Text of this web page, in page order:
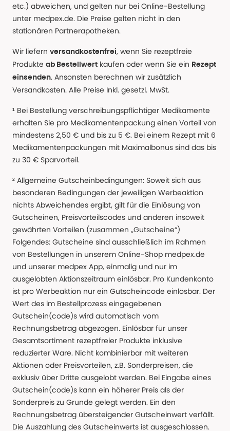
etc.) abweichen, und gelten nur bei Online-Bestellung
unter medpex.de. Die Preise gelten nicht in den
stationären Partnerapotheken.
Wir liefern versandkostenfrei, wenn Sie rezeptfreie
Produkte ab Bestellwert kaufen oder wenn Sie ein Rezept
einsenden. Ansonsten berechnen wir zusätzlich
Versandkosten. Alle Preise Inkl. gesetzl. MwSt.
¹ Bei Bestellung verschreibungspflichtiger Medikamente
erhalten Sie pro Medikamentenpackung einen Vorteil von
mindestens 2,50 € und bis zu 5 €. Bei einem Rezept mit 6
Medikamentenpackungen mit Maximalbonus sind das bis
zu 30 € Sparvorteil.
² Allgemeine Gutscheinbedingungen: Soweit sich aus
besonderen Bedingungen der jeweiligen Werbeaktion
nichts Abweichendes ergibt, gilt für die Einlösung von
Gutscheinen, Preisvorteilscodes und anderen insoweit
gewährten Vorteilen (zusammen „Gutscheine“)
Folgendes: Gutscheine sind ausschließlich im Rahmen
von Bestellungen in unserem Online-Shop medpex.de
und unserer medpex App, einmalig und nur im
ausgelobten Aktionszeitraum einlösbar. Pro Kundenkonto
ist pro Werbeaktion nur ein Gutscheincode einlösbar. Der
Wert des im Bestellprozess eingegebenen
Gutschein(code)s wird automatisch vom
Rechnungsbetrag abgezogen. Einlösbar für unser
Gesamtsortiment rezeptfreier Produkte inklusive
reduzierter Ware. Nicht kombinierbar mit weiteren
Aktionen oder Preisvorteilen, z.B. Sonderpreisen, die
exklusiv über Dritte ausgelobt werden. Bei Eingabe eines
Gutschein(code)s kann ein höherer Preis als der
Sonderpreis zu Grunde gelegt werden. Ein den
Rechnungsbetrag übersteigender Gutscheinwert verfällt.
Die Auszahlung des Gutscheinwerts ist ausgeschlossen.